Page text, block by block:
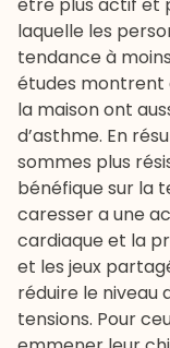
laquelle les
tendance à
études montrent
la maison ont
d’asthme. En
sommes plus
bénéfique sur la
caresser a une
cardiaque et la
et les jeux
réduire le niveau
tensions. Pour